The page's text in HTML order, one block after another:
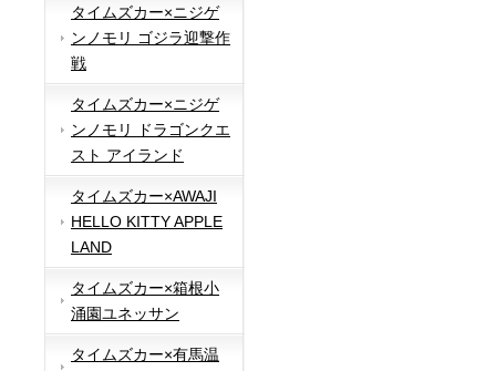
タイムズカー×ニジゲ
ンノモリ ゴジラ迎撃作
戦
タイムズカー×ニジゲ
ンノモリ ドラゴンクエ
スト アイランド
タイムズカー×AWAJI
HELLO KITTY APPLE
LAND
タイムズカー×箱根小
涌園ユネッサン
タイムズカー×有馬温